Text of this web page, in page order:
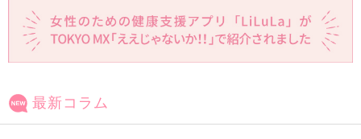
最新コラム